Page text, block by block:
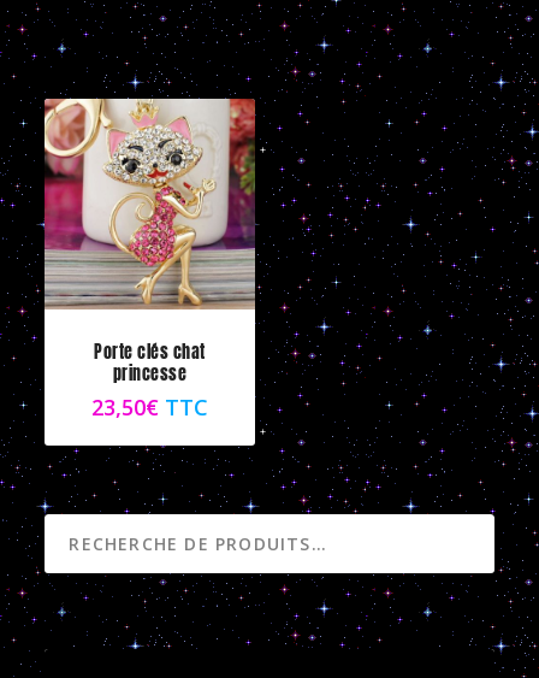
Porte clés chat
princesse
23,50€ TTC
RECHERCHE